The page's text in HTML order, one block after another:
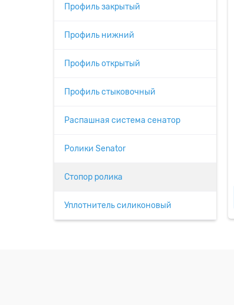
Профиль закрытый
Профиль нижний
Профиль открытый
Профиль стыковочный
Распашная система сенатор
Ролики Senator
Стопор ролика
Уплотнитель силиконовый